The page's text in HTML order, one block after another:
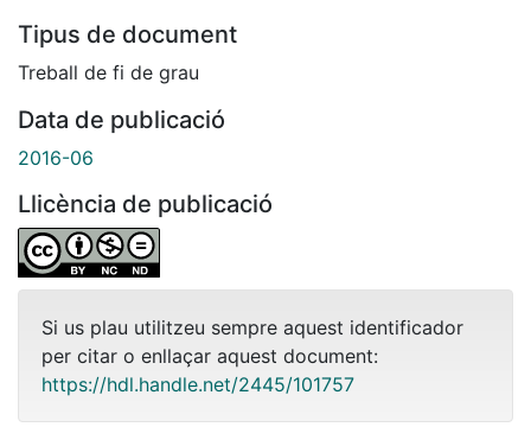
Tipus de document
Treball de fi de grau
Data de publicació
2016-06
Llicència de publicació
Si us plau utilitzeu sempre aquest identificador
per citar o enllaçar aquest document:
https://hdl.handle.net/2445/101757